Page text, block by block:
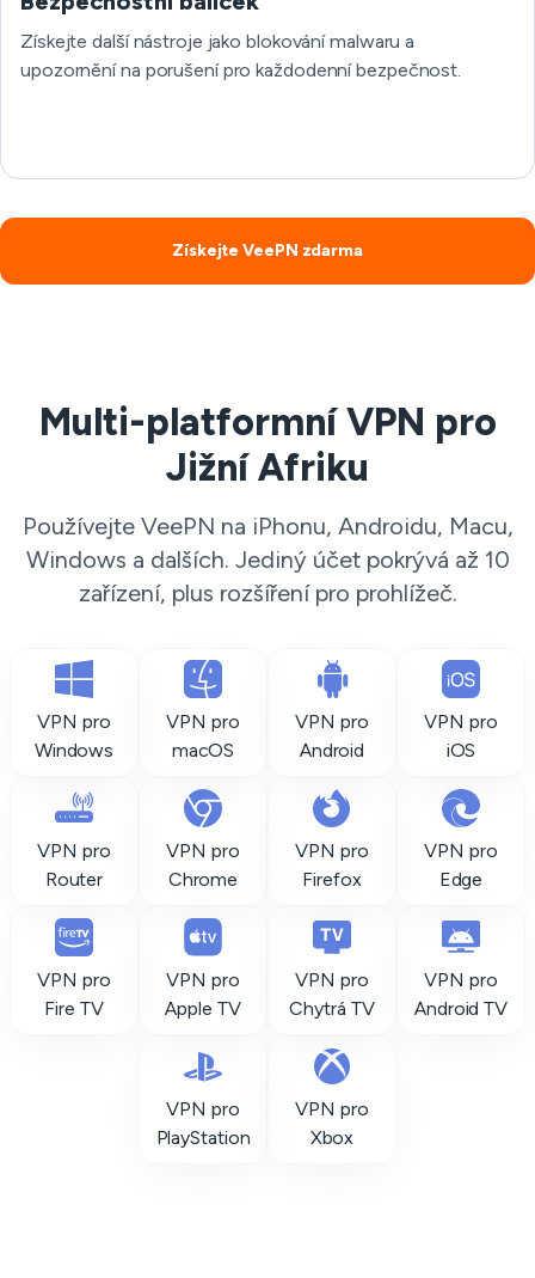
Získejte další nástroje jako blokování malwaru a
upozornění na porušení pro každodenní bezpečnost.
Získejte VeePN zdarma
Multi-platformní VPN pro
Jižní Afriku
Používejte VeePN na iPhonu, Androidu, Macu,
Windows a dalších. Jediný účet pokrývá až 10
zařízení, plus rozšíření pro prohlížeč.
VPN pro
Windows
VPN pro
macOS
VPN pro
Android
VPN pro
iOS
VPN pro
Router
VPN pro
Chrome
VPN pro
Firefox
VPN pro
Edge
VPN pro
Fire TV
VPN pro
Apple TV
VPN pro
Chytrá TV
VPN pro
Android TV
VPN pro
PlayStation
VPN pro
Xbox